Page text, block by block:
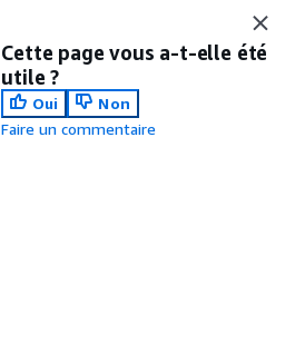
Cette page vous a-t-elle été
utile ?
Oui
Non
Faire un commentaire